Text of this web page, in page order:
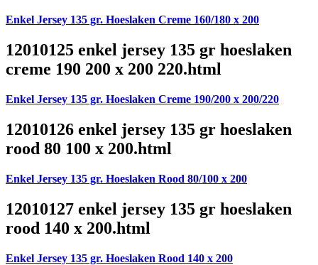
Enkel Jersey 135 gr. Hoeslaken Creme 160/180 x 200
12010125 enkel jersey 135 gr hoeslaken
creme 190 200 x 200 220.html
Enkel Jersey 135 gr. Hoeslaken Creme 190/200 x 200/220
12010126 enkel jersey 135 gr hoeslaken
rood 80 100 x 200.html
Enkel Jersey 135 gr. Hoeslaken Rood 80/100 x 200
12010127 enkel jersey 135 gr hoeslaken
rood 140 x 200.html
Enkel Jersey 135 gr. Hoeslaken Rood 140 x 200